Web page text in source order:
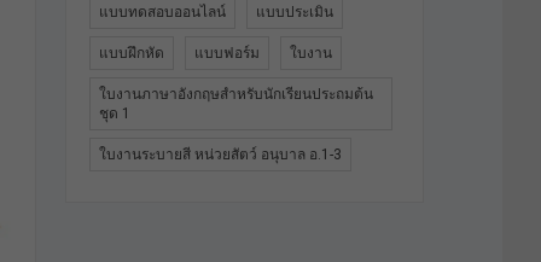
แบบทดสอบออนไลน์ แบบประเมิน
แบบฝึกหัด แบบฟอร์ม ใบงาน
ใบงานภาษาอังกฤษสำหรับนักเรียนประถมต้น
ชุด 1
ใบงานระบายสี หน่วยสัตว์ อนุบาล อ.1-3